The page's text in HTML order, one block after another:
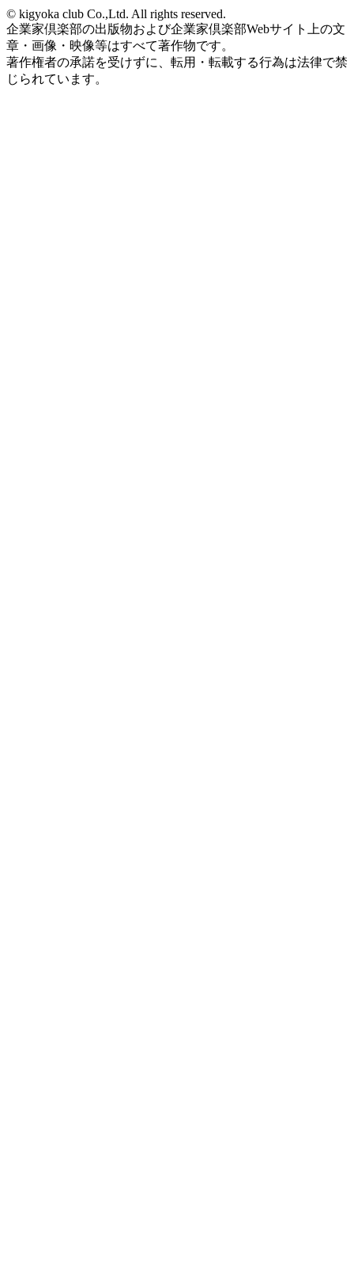
© kigyoka club Co.,Ltd. All rights reserved.
企業家倶楽部の出版物および企業家倶楽部Webサイト上の文
章・画像・映像等はすべて著作物です。
著作権者の承諾を受けずに、転用・転載する行為は法律で禁
じられています。